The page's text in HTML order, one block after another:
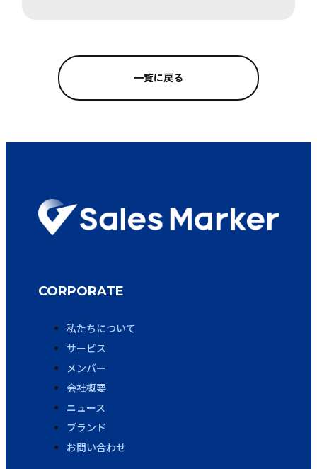
一覧に戻る
CORPORATE
私たちについて
サービス
メンバー
会社概要
ニュース
ブランド
お問い合わせ